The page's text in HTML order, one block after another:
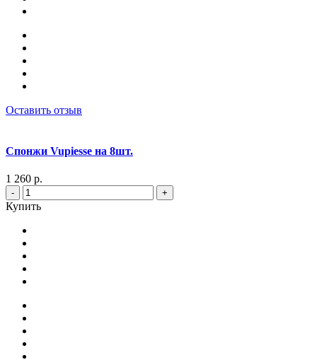
Оставить отзыв
Спонжи Vupiesse на 8шт.
1 260 р.
- +
Купить